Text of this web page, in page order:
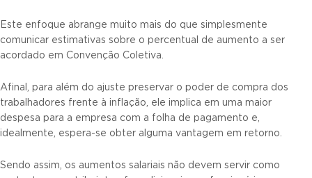
Este enfoque abrange muito mais do que simplesmente
comunicar estimativas sobre o percentual de aumento a ser
acordado em Convenção Coletiva.
Afinal, para além do ajuste preservar o poder de compra dos
trabalhadores frente à inflação, ele implica em uma maior
despesa para a empresa com a folha de pagamento e,
idealmente, espera-se obter alguma vantagem em retorno.
Sendo assim, os aumentos salariais não devem servir como